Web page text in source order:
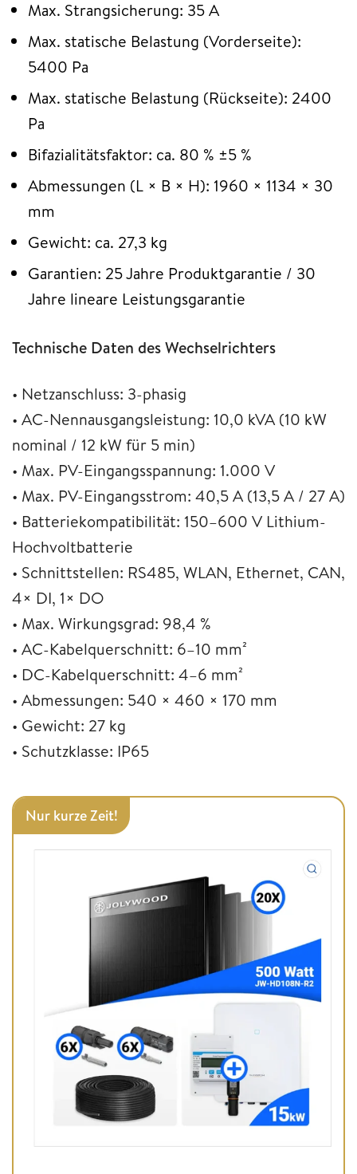
Max. Strangsicherung: 35 A
Max. statische Belastung (Vorderseite):
5400 Pa
Max. statische Belastung (Rückseite): 2400
Pa
Bifazialitätsfaktor: ca. 80 % ±5 %
Abmessungen (L × B × H): 1960 × 1134 × 30
mm
Gewicht: ca. 27,3 kg
Garantien: 25 Jahre Produktgarantie / 30
Jahre lineare Leistungsgarantie
Technische Daten des Wechselrichters
• Netzanschluss: 3-phasig
• AC-Nennausgangsleistung: 10,0 kVA (10 kW
nominal / 12 kW für 5 min)
• Max. PV-Eingangsspannung: 1.000 V
• Max. PV-Eingangsstrom: 40,5 A (13,5 A / 27 A)
• Batteriekompatibilität: 150–600 V Lithium-
Hochvoltbatterie
• Schnittstellen: RS485, WLAN, Ethernet, CAN,
4× DI, 1× DO
• Max. Wirkungsgrad: 98,4 %
• AC-Kabelquerschnitt: 6–10 mm²
• DC-Kabelquerschnitt: 4–6 mm²
• Abmessungen: 540 × 460 × 170 mm
• Gewicht: 27 kg
• Schutzklasse: IP65
Nur kurze Zeit!